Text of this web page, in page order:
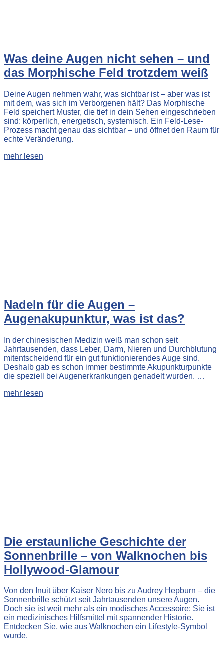
Was deine Augen nicht sehen – und
das Morphische Feld trotzdem weiß
Deine Augen nehmen wahr, was sichtbar ist – aber was ist
mit dem, was sich im Verborgenen hält? Das Morphische
Feld speichert Muster, die tief in dein Sehen eingeschrieben
sind: körperlich, energetisch, systemisch. Ein Feld-Lese-
Prozess macht genau das sichtbar – und öffnet den Raum für
echte Veränderung.
mehr lesen
Nadeln für die Augen –
Augenakupunktur, was ist das?
In der chinesischen Medizin weiß man schon seit
Jahrtausenden, dass Leber, Darm, Nieren und Durchblutung
mitentscheidend für ein gut funktionierendes Auge sind.
Deshalb gab es schon immer bestimmte Akupunkturpunkte
die speziell bei Augenerkrankungen genadelt wurden. …
mehr lesen
Die erstaunliche Geschichte der
Sonnenbrille – von Walknochen bis
Hollywood-Glamour
Von den Inuit über Kaiser Nero bis zu Audrey Hepburn – die
Sonnenbrille schützt seit Jahrtausenden unsere Augen.
Doch sie ist weit mehr als ein modisches Accessoire: Sie ist
ein medizinisches Hilfsmittel mit spannender Historie.
Entdecken Sie, wie aus Walknochen ein Lifestyle-Symbol
wurde.